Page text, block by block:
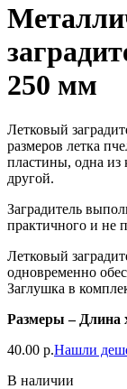
250 мм
Летковый
размеров летка
пластины, одна из
другой.
Заградитель
практичного и не
Летковый
одновременно
Заглушка в
Размеры – Длина
40.00 р.Нашли
В наличии